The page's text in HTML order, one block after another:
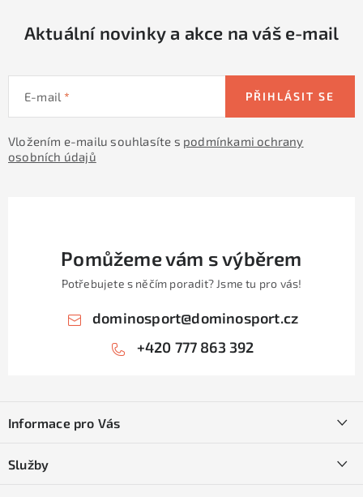
Aktuální novinky a akce na váš e-mail
E-mail
Vložením e-mailu souhlasíte s podmínkami ochrany
osobních údajů
PŘIHLÁSIT SE
Pomůžeme vám s výběrem
Potřebujete s něčím poradit? Jsme tu pro vás!
dominosport@dominosport.cz
+420 777 863 392
pInformace pro Vás
Služby